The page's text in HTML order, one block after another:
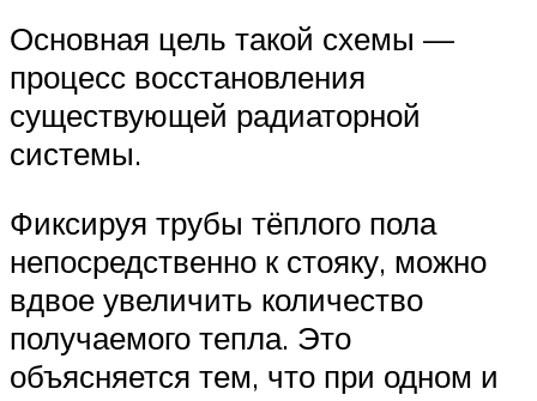
Основная цель такой схемы —
процесс восстановления
существующей радиаторной
системы.
Фиксируя трубы тёплого пола
непосредственно к стояку, можно
вдвое увеличить количество
получаемого тепла. Это
объясняется тем, что при одном и